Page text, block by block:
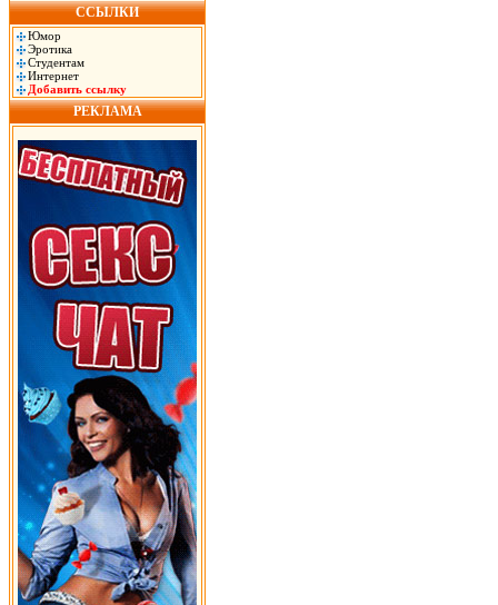
ССЫЛКИ
Юмор
Эротика
Студентам
Интернет
Добавить ссылку
РЕКЛАМА